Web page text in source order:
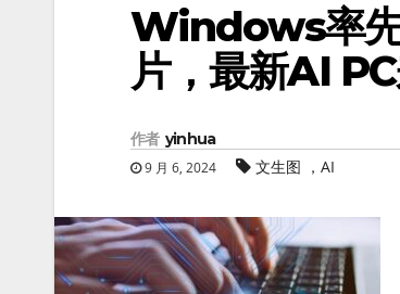
Windows率
片，最新AI PC
作者 yinhua
9 月 6, 2024 文生图 ，AI